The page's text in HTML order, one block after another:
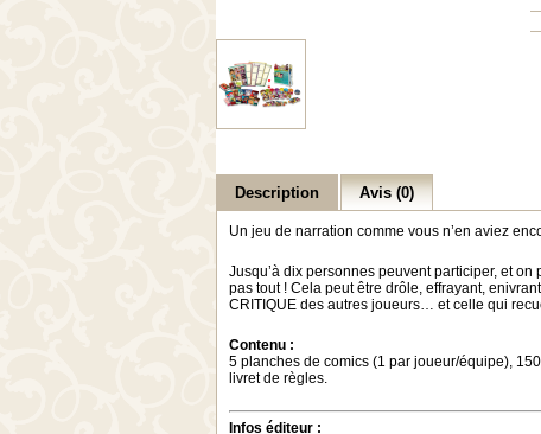
Description Avis (0)
Un jeu de narration comme vous n’en aviez
Jusqu’à dix personnes peuvent participer, et
pas tout ! Cela peut être drôle, effrayant,
CRITIQUE des autres joueurs… et celle qui
Contenu :
5 planches de comics (1 par joueur/équipe),
livret de règles.
Infos éditeur :